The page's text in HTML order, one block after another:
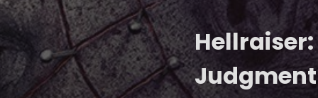
Hellraiser:
Judgment